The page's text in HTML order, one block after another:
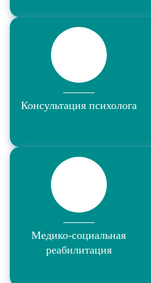
Консультация психолога
Медико-социальная
реабилитация